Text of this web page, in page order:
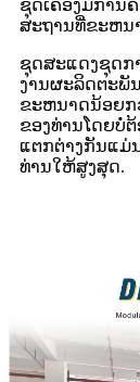
ຊຸດເຄື່ອງມືການ
ສະຖານທີ່ຂະຫນ
ຊຸດສະແດງຊຸດກ
ງານຜະລິດຕະພັ
ຂະຫນາດນ້ອຍກ
ຂອງທ່ານໂດຍບໍ່
ແຕກຕ່າງກັນແມ່
ທ່ານໃຫ້ສູງສຸດ.